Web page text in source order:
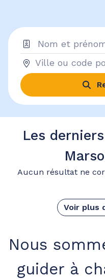
Les
Aucun résultat ne
Voir plus
Nous
guider à